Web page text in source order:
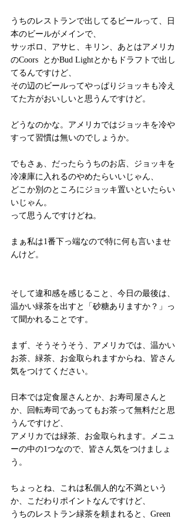
うちのレストランで出してるビールって、日
本のビールがメインで、
サッポロ、アサヒ、キリン、あとはアメリカ
のCoors  とかBud Lightとかもドラフトで出し
てるんですけど、
その辺のビールってやっぱりジョッキも冷え
てた方がおいしいと思うんですけど。
どうなのかな。アメリカではジョッキを冷や
すって習慣は無いのでしょうか。
でもさぁ、だったらうちのお店、ジョッキを
冷凍庫に入れるのやめたらいいじゃん、
どこか別のところにジョッキ置いといたらい
いじゃん。
って思うんですけどね。
まぁ私は1番下っ端なので特に何も言いませ
んけど。
そして違和感を感じること、今日の最後は、
温かい緑茶を出すと「砂糖ありますか？」っ
て聞かれることです。
まず、そうそうそう、アメリカでは、温かい
お茶、緑茶、お金取られますからね、皆さん
気をつけてください。
日本では定食屋さんとか、お寿司屋さんと
か、回転寿司であってもお茶って無料だと思
うんですけど、
アメリカでは緑茶、お金取られます。メニュ
ーの中の1つなので、皆さん気をつけましょ
う。
ちょっとね、これは私個人的な不満という
か、こだわりポイントなんですけど、
うちのレストラン緑茶を頼まれると、Green